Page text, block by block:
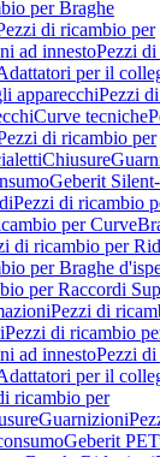
per Braghe
di ricambio per
ad innestoPezzi
per il
apparecchiPezzi
Curve tecniche
di ricambio per
Chiusure
Geberit
Pezzi di ricambio
per Curve
di ricambio per
per Braghe
per Raccordi
Pezzi di
Pezzi di ricambio
ad innestoPezzi
per il
ricambio per
Guarnizioni
Geberit PE